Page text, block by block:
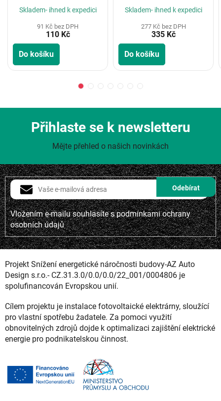
Skladem- ihned k expedici
91 Kč bez DPH
110 Kč
Do košíku
Skladem- ihned k expedici
277 Kč bez DPH
335 Kč
Do košíku
Vložením e-mailu souhlasíte spodmínkami ochrany
osobních údajů
Přihlaste se k newsletteru
Mějte přehled o našich novinkách
Projekt Snížení energetické náročnosti budovy-AZ Auto
Design s.r.o.- CZ.31.3.0/0.0/0.0/22_001/0004806 je
spolufinancován Evropskou unií.
Cílem projektu je instalace fotovoltaické elektrárny, sloužící
pro vlastní spotřebu žadatele. Za pomoci využití
obnovitelných zdrojů dojde k optimalizaci zajištění elektrické
energie pro podnikatelskou činnost.